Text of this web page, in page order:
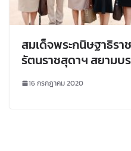
สมเด็จพระกนิษฐาธิรา
รัตนราชสุดาฯ สยามบ
พื้นที่จังหวัดเลย มหาวิท
16 กรกฎาคม 2020